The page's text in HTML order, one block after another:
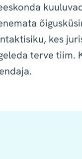
kes
terve tiim.